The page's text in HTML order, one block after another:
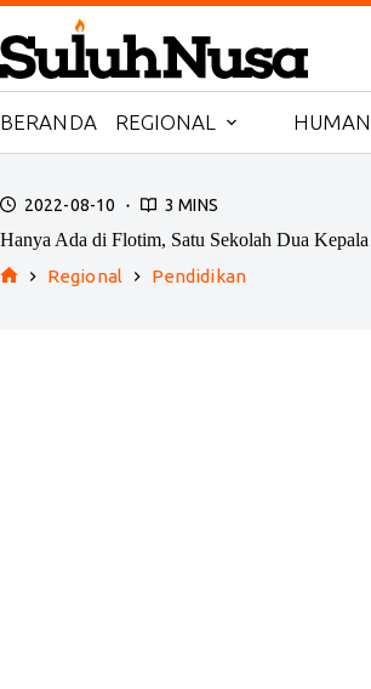
Skip
to
content
BERANDA REGIONAL
2022-08-10 3 MINS
Hanya Ada di Flotim, Satu Sekolah Dua Kepala
Regional Pendidikan